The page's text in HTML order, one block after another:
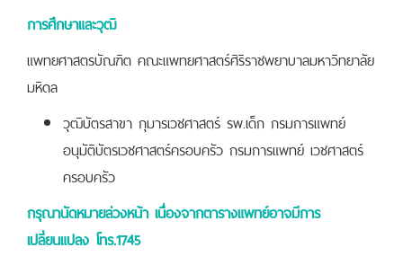
การศึกษาและวุฒิ
แพทยศาสตรบัณฑิต คณะแพทยศาสตร์ศิริราชพยาบาลมหาวิทยาลัย
มหิดล
วุฒิบัตรสาขา กุมารเวชศาสตร์ รพ.เด็ก กรมการแพทย์
อนุมัติบัตรเวชศาสตร์ครอบครัว กรมการแพทย์ เวชศาสตร์
ครอบครัว
กรุณานัดหมายล่วงหน้า เนื่องจากตารางแพทย์อาจมีการ
เปลี่ยนแปลง โทร.1745